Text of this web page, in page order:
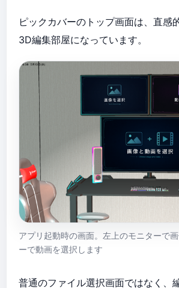
ピックカバーのトップ画面は、直感
3D編集部屋になっています。
アプリ起動時の画面。左上のモニターで
ーで動画を選択します
普通のファイル選択画面ではなく、